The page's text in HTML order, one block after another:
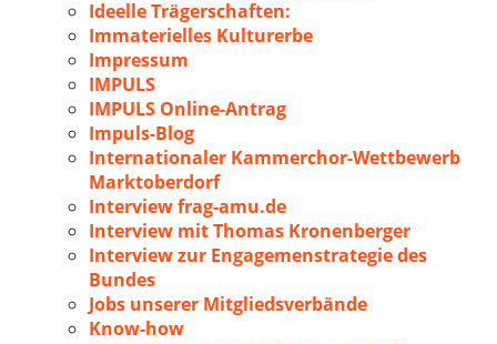
Ideelle Trägerschaften:
Immaterielles Kulturerbe
Impressum
IMPULS
IMPULS Online-Antrag
Impuls-Blog
Internationaler Kammerchor-Wettbewerb
Marktoberdorf
Interview frag-amu.de
Interview mit Thomas Kronenberger
Interview zur Engagemenstrategie des
Bundes
Jobs unserer Mitgliedsverbände
Know-how